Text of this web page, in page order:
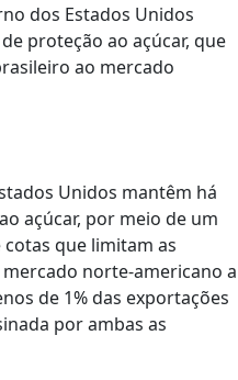
dos Estados Unidos
proteção ao açúcar, que
ao mercado
Unidos mantêm há
açúcar, por meio de um
que limitam as
norte-americano a
de 1% das exportações
por ambas as